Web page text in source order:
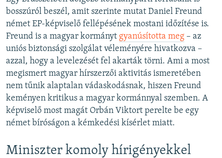
bosszúról beszél, amit szerinte mutat Daniel Freund
német EP-képviselő fellépésének mostani időzítése is.
Freund is a magyar kormányt gyanúsította meg – az
uniós biztonsági szolgálat véleményére hivatkozva –
azzal, hogy a levelezését fel akarták törni. Ami a most
megismert magyar hírszerzői aktivitás ismeretében
nem tűnik alaptalan vádaskodásnak, hiszen Freund
keményen kritikus a magyar kormánnyal szemben. A
képviselő most magát Orbán Viktort perelte be egy
német bíróságon a kémkedési kísérlet miatt.
Miniszter komoly hírigényekkel